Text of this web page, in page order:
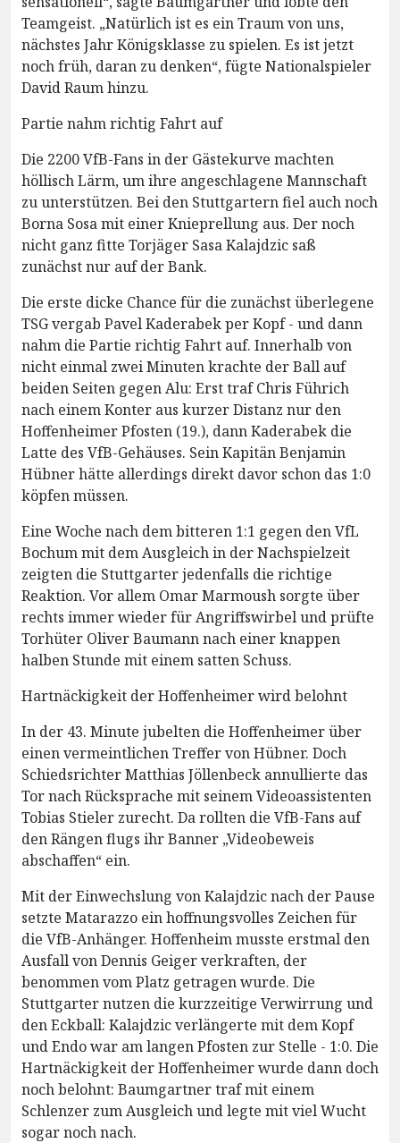
Teamgeist. „Natürlich ist es ein Traum von uns,
nächstes Jahr Königsklasse zu spielen. Es ist jetzt
noch früh, daran zu denken“, fügte Nationalspieler
David Raum hinzu.
Partie nahm richtig Fahrt auf
Die 2200 VfB-Fans in der Gästekurve machten
höllisch Lärm, um ihre angeschlagene Mannschaft
zu unterstützen. Bei den Stuttgartern fiel auch noch
Borna Sosa mit einer Knieprellung aus. Der noch
nicht ganz fitte Torjäger Sasa Kalajdzic saß
zunächst nur auf der Bank.
Die erste dicke Chance für die zunächst überlegene
TSG vergab Pavel Kaderabek per Kopf - und dann
nahm die Partie richtig Fahrt auf. Innerhalb von
nicht einmal zwei Minuten krachte der Ball auf
beiden Seiten gegen Alu: Erst traf Chris Führich
nach einem Konter aus kurzer Distanz nur den
Hoffenheimer Pfosten (19.), dann Kaderabek die
Latte des VfB-Gehäuses. Sein Kapitän Benjamin
Hübner hätte allerdings direkt davor schon das 1:0
köpfen müssen.
Eine Woche nach dem bitteren 1:1 gegen den VfL
Bochum mit dem Ausgleich in der Nachspielzeit
zeigten die Stuttgarter jedenfalls die richtige
Reaktion. Vor allem Omar Marmoush sorgte über
rechts immer wieder für Angriffswirbel und prüfte
Torhüter Oliver Baumann nach einer knappen
halben Stunde mit einem satten Schuss.
Hartnäckigkeit der Hoffenheimer wird belohnt
In der 43. Minute jubelten die Hoffenheimer über
einen vermeintlichen Treffer von Hübner. Doch
Schiedsrichter Matthias Jöllenbeck annullierte das
Tor nach Rücksprache mit seinem Videoassistenten
Tobias Stieler zurecht. Da rollten die VfB-Fans auf
den Rängen flugs ihr Banner „Videobeweis
abschaffen“ ein.
Mit der Einwechslung von Kalajdzic nach der Pause
setzte Matarazzo ein hoffnungsvolles Zeichen für
die VfB-Anhänger. Hoffenheim musste erstmal den
Ausfall von Dennis Geiger verkraften, der
benommen vom Platz getragen wurde. Die
Stuttgarter nutzen die kurzzeitige Verwirrung und
den Eckball: Kalajdzic verlängerte mit dem Kopf
und Endo war am langen Pfosten zur Stelle - 1:0. Die
Hartnäckigkeit der Hoffenheimer wurde dann doch
noch belohnt: Baumgartner traf mit einem
Schlenzer zum Ausgleich und legte mit viel Wucht
sogar noch nach.